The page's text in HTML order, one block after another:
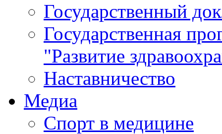
Государственный
Государственная
"Развитие
Наставничество
Медиа
Спорт в медицине